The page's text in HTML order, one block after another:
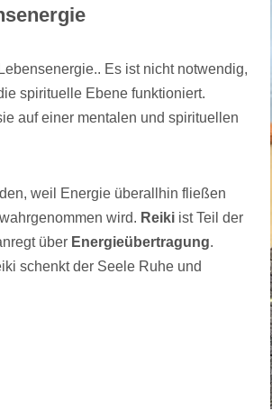
Es ist nicht notwendig,
spirituelle Ebene funktioniert.
auf einer mentalen und spirituellen
weil Energie überallhin fließen
wird. Reiki ist Teil der
über Energieübertragung.
schenkt der Seele Ruhe und